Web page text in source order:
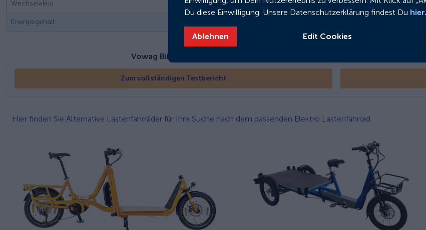
Wechselakku 0
Energiegehalt
Vowag Bikes Cargo M
Zum vollständigen Testbericht
Hier finden Sie Alternative Lastenfahrräder für Ihre Suche nach dem passenden Elektro Lastenfahrrad.
Du diese Einwilligung. Unsere Datenschutzerklärung findest Du hier.
Ablehnen Edit Cookies